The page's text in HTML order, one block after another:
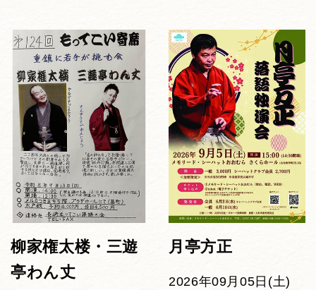
柳家権太楼・三遊
亭わん丈
月亭方正
2026年09月05日(土)